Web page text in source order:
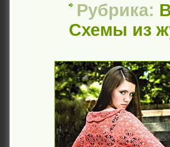
Рубрика:
Схемы из